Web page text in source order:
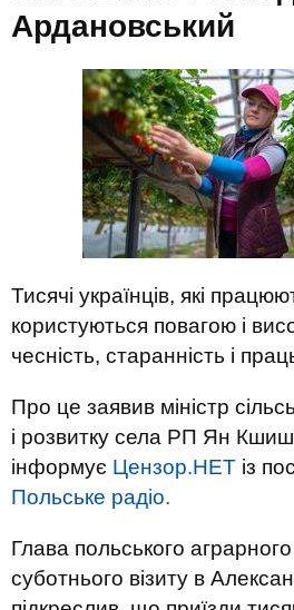
Ардановський
Тисячі українців, які
користуються повагою і
чесність, старанність і
Про це заявив міністр
і розвитку села РП Ян
інформує Цензор.НЕТ із
Польське радіо.
Глава польського
суботнього візиту в